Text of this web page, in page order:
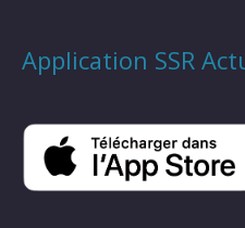
Application SSR